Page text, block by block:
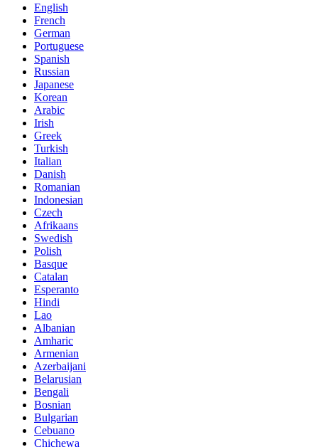
English
French
German
Portuguese
Spanish
Russian
Japanese
Korean
Arabic
Irish
Greek
Turkish
Italian
Danish
Romanian
Indonesian
Czech
Afrikaans
Swedish
Polish
Basque
Catalan
Esperanto
Hindi
Lao
Albanian
Amharic
Armenian
Azerbaijani
Belarusian
Bengali
Bosnian
Bulgarian
Cebuano
Chichewa